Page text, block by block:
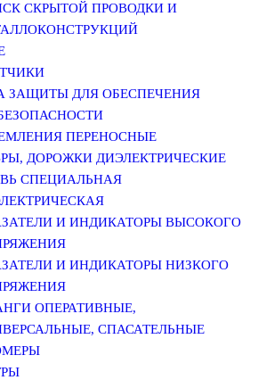
СКРЫТОЙ ПРОВОДКИ И
ЗАЩИТЫ ДЛЯ ОБЕСПЕЧЕНИЯ
ПЕРЕНОСНЫЕ
ДОРОЖКИ ДИЭЛЕКТРИЧЕСКИЕ
СПЕЦИАЛЬНАЯ
И ИНДИКАТОРЫ ВЫСОКОГО
И ИНДИКАТОРЫ НИЗКОГО
ОПЕРАТИВНЫЕ,
СПАСАТЕЛЬНЫЕ